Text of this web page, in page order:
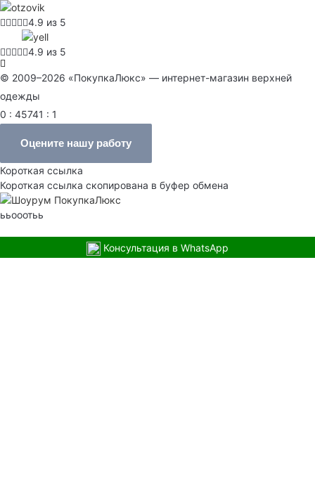
4.9 из 5
4.9 из 5
© 2009–2026 «ПокупкаЛюкс» — интернет-магазин верхней
одежды
0 : 45741 : 1
Оцените нашу работу
Короткая ссылка
Короткая ссылка скопирована в буфер обмена
ььооотьь
Консультация в WhatsApp